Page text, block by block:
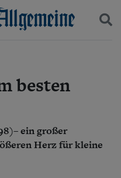
besten
ein großer
Herz für kleine